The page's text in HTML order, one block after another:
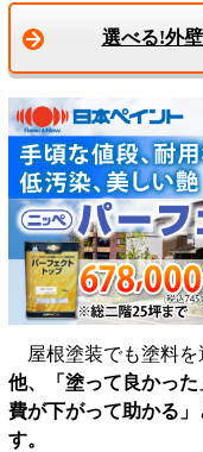
選べる!外
屋根塗装でも塗料を
他、「塗って良かっ
費が下がって助かる
す。